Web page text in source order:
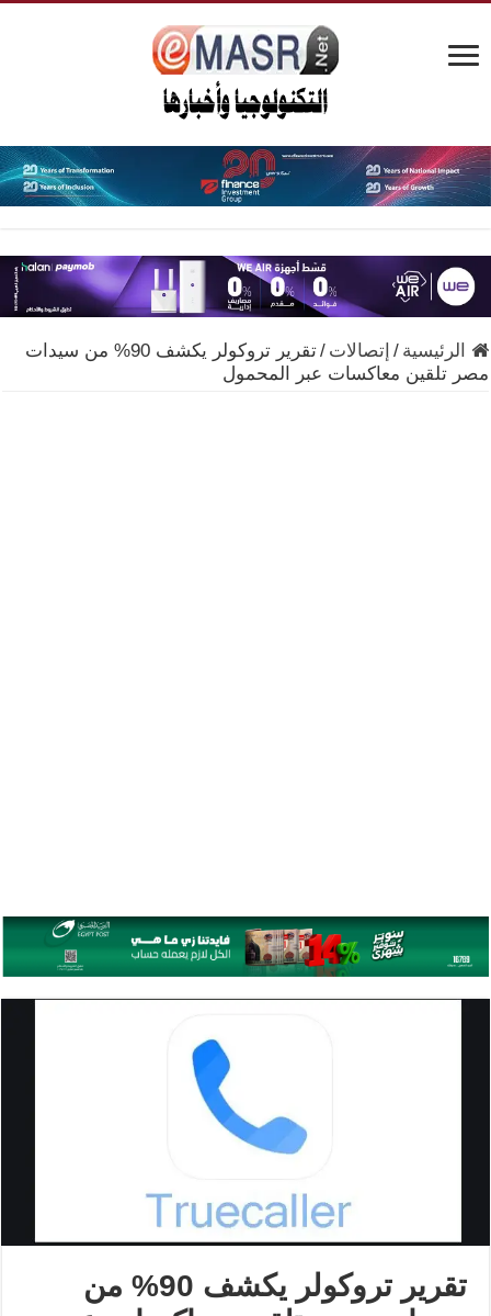
الرئيسية / إتصالات /
تقرير تروكولر يكشف 90% من سيدات
مصر تلقين معاكسات عبر المحمول
تقرير تروكولر يكشف 90% من